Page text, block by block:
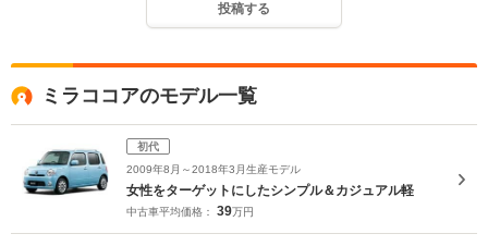
投稿する
ミラココアのモデル一覧
初代
2009年8月～2018年3月生産モデル
女性をターゲットにしたシンプル＆カジュアル軽
中古車平均価格： 39万円